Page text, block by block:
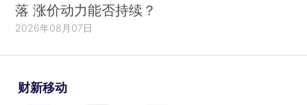
落 涨价动力能否持续？
2026年08月07日
财新移动